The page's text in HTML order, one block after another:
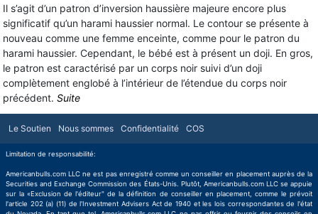
Il s’agit d’un patron d’inversion haussière majeure encore plus
significatif qu’un harami haussier normal. Le contour se présente à
nouveau comme une femme enceinte, comme pour le patron du
harami haussier. Cependant, le bébé est à présent un doji. En gros,
le patron est caractérisé par un corps noir suivi d’un doji
complètement englobé à l’intérieur de l’étendue du corps noir
précédent. Suite
Le Soutien Nous sommes Confidentialité COS
Limitation de responsabilité:
Americanbulls.com LLC ne est pas enregistré comme un conseiller en placement auprès de la
Securities and Exchange Commission des États-Unis. Plutôt, Americanbulls.com LLC se appuie
sur la «Exclusion de l'éditeur" de la définition de conseiller en placement, comme le prévoit
l'article 202 (a) (11) de l'Investment Advisers Act de 1940 et les lois correspondantes de l'état